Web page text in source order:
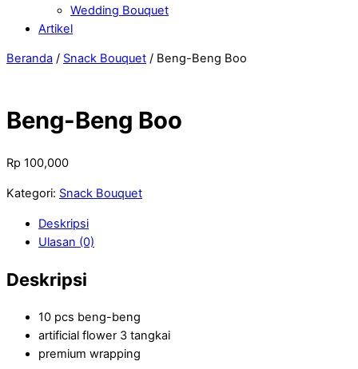
Wedding Bouquet
Artikel
Close
Close
Beranda / Snack Bouquet / Beng-Beng Boo
Beng-Beng Boo
Rp 100,000
Kategori: Snack Bouquet
Deskripsi
Ulasan (0)
Deskripsi
10 pcs beng-beng
artificial flower 3 tangkai
premium wrapping